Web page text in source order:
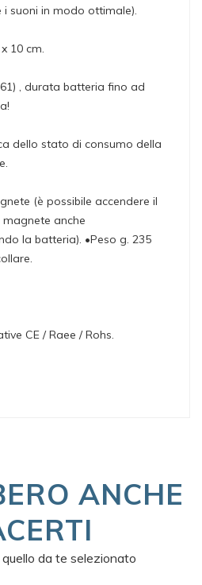
i suoni in modo ottimale).
10 cm.
, durata batteria fino ad
dello stato di consumo della
(è possibile accendere il
anche
la batteria). •Peso g. 235
CE / Raee / Rohs.
ANCHE
da te selezionato